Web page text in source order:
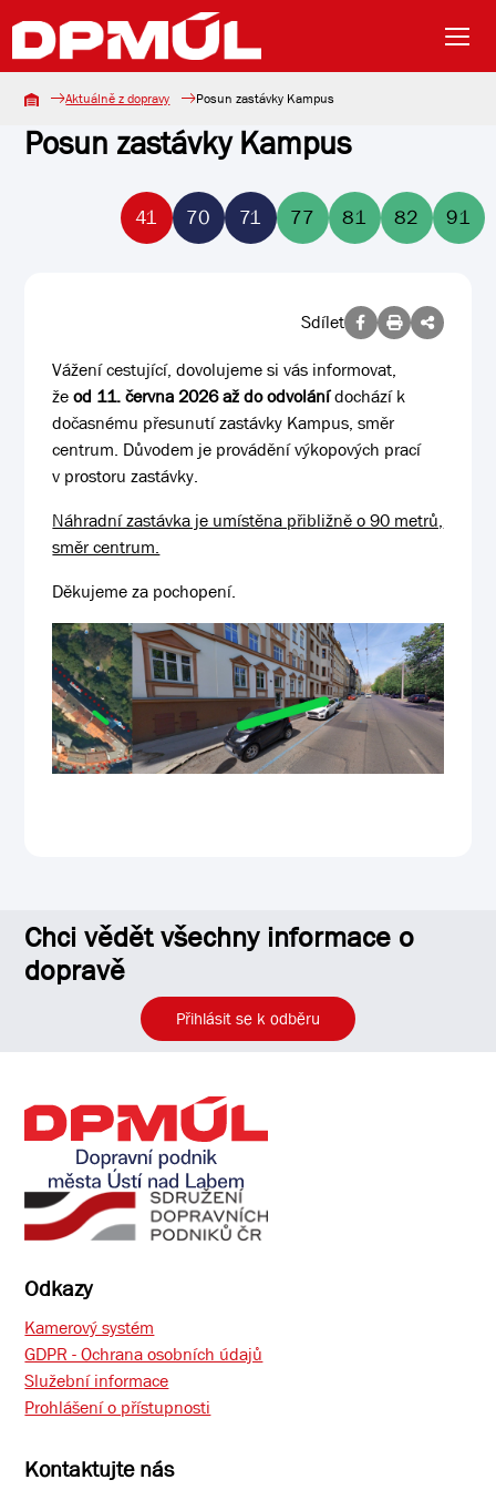
Aktuálně z dopravy Posun zastávky Kampus
Posun zastávky Kampus
41 70 71 77 81 82 91
Sdílet
Vážení cestující, dovolujeme si vás informovat,
žeod 11. června 2026 až do odvolánídochází k
dočasnému přesunutí zastávky Kampus, směr
centrum. Důvodem je provádění výkopových prací
v prostoru zastávky.
Náhradní zastávka je umístěna přibližně o 90 metrů,
směr centrum.
Děkujeme za pochopení.
Chci vědět všechny informace o
dopravě
Přihlásit se k odběru
Odkazy
Kamerový systém
GDPR - Ochrana osobních údajů
Služební informace
Prohlášení o přístupnosti
Kontaktujte nás